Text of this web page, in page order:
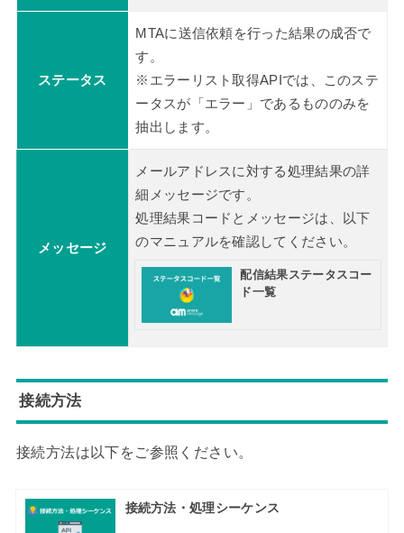
ステータス
MTAに送信依頼を行った結果の成否で
す。
※エラーリスト取得APIでは、このステ
ータスが「エラー」であるもののみを
抽出します。
メッセージ
メールアドレスに対する処理結果の詳
細メッセージです。
処理結果コードとメッセージは、以下
のマニュアルを確認してください。
配信結果ステータスコー
ド一覧
接続方法
接続方法は以下をご参照ください。
接続方法・処理シーケンス